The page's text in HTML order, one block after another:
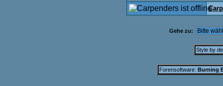
Gehe zu:
Style by
Forensoftware: Burning